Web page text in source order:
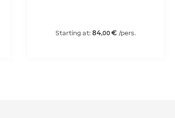
Starting at: 84,00 € /pers.